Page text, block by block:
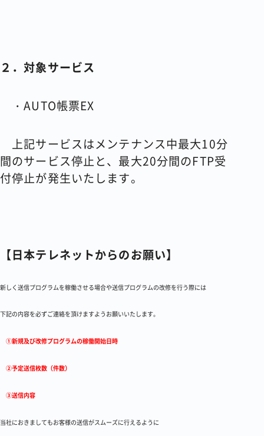
２．対象サービス
・AUTO帳票EX
上記サービスはメンテナンス中最大10分
間のサービス停止と、最大20分間のFTP受
付停止が発生いたします。
【日本テレネットからのお願い】
新しく送信プログラムを稼働させる場合や送信プログラムの改修を行う際には
下記の内容を必ずご連絡を頂けますようお願いいたします。
①新規及び改修プログラムの稼働開始日時
②予定送信枚数（件数）
③送信内容
当社におきましてもお客様の送信がスムーズに行えるように